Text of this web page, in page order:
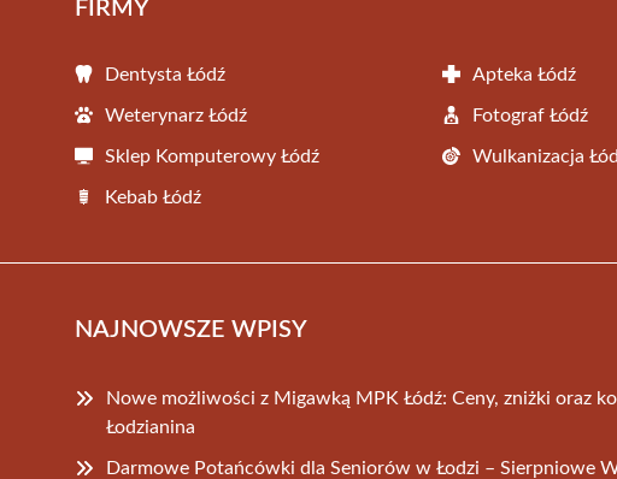
FIRMY
Dentysta Łódź Apteka Łódź
Weterynarz Łódź Fotograf Łódź
Sklep Komputerowy Łódź Wulkanizacja
Kebab Łódź
NAJNOWSZE WPISY
Nowe możliwości z Migawką MPK Łódź: Ceny, zniżki oraz
Łodzianina
Darmowe Potańcówki dla Seniorów w Łodzi – Sierpniowe